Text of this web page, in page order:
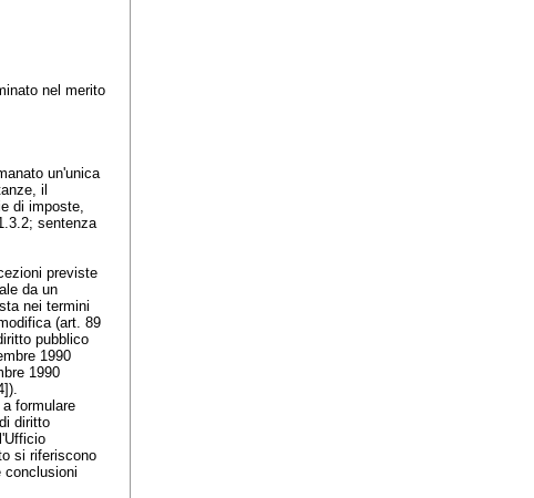
nel merito
un'unica
il
di imposte,
sentenza
previste
da un
nei termini
(art. 89
pubblico
1990
1990
formulare
diritto
si riferiscono
conclusioni